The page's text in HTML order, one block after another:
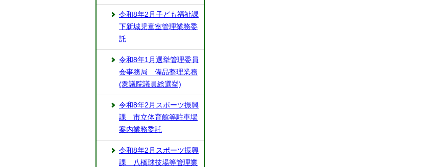
令和8年2月子ども福祉課
下新城児童室管理業務委
託
令和8年1月選挙管理委員
会事務局 備品整理業務
(衆議院議員総選挙)
令和8年2月スポーツ振興
課 市立体育館等駐車場
案内業務委託
令和8年2月スポーツ振興
課 八橋球技場等管理業